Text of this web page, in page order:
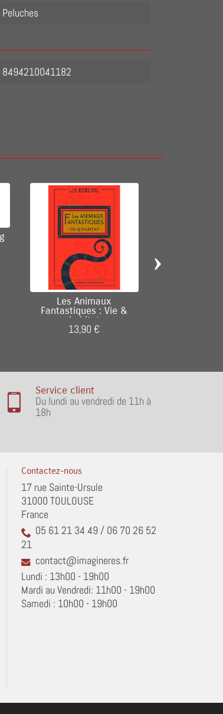
Peluches
8494210041182
Les Animaux
Fantastiques : Vie &
habitat
13,90 €
›
Service client
Du lundi au vendredi de 11h à
18h
Contactez-nous
17 rue Sainte-Ursule
31000 TOULOUSE
France
05 61 21 34 49 / 06 70 26 52
21
contact@imagineres.fr
Lundi : 13h00 - 19h00
Mardi au Vendredi: 11h00 - 19h00
Samedi : 10h00 - 19h00